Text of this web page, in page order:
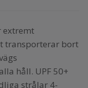
extremt
transporterar bort
håll. UPF 50+
strålar 4-